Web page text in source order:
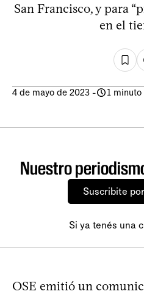
San Francisco, y para
en el
4 de mayo de 2023 - 1
Nuestro
Suscribite
Si ya tenés una
OSE emitió un